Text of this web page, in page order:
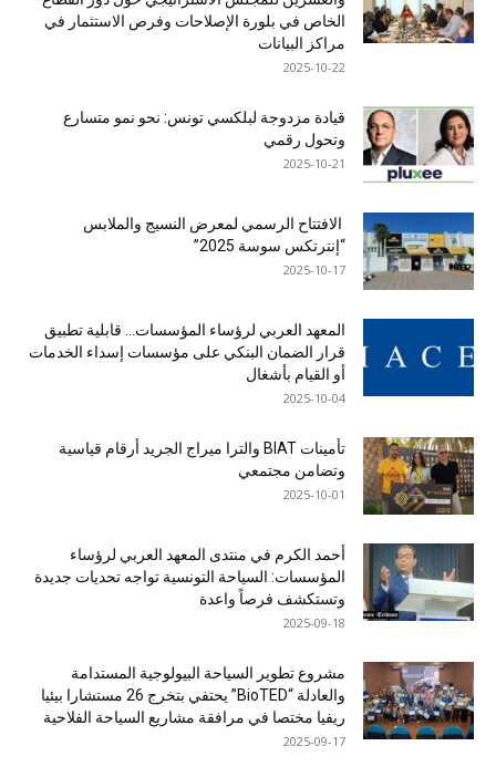
الخاص في بلورة الإصلاحات وفرص الاستثمار في
مراكز البيانات
2025-10-22
قيادة مزدوجة لبلكسي تونس: نحو نمو متسارع
وتحول رقمي
2025-10-21
الافتتاح الرسمي لمعرض النسيج والملابس
“إنترتكس سوسة 2025”
2025-10-17
المعهد العربي لرؤساء المؤسسات… قابلية تطبيق
قرار الضمان البنكي على مؤسسات إسداء الخدمات
أو القيام بأشغال
2025-10-04
تأمينات BIAT والترا ميراج الجريد أرقام قياسية
وتضامن مجتمعي
2025-10-01
أحمد الكرم في منتدى المعهد العربي لرؤساء
المؤسسات: السياحة التونسية تواجه تحديات جديدة
وتستكشف فرصاً واعدة
2025-09-18
مشروع تطوير السياحة البيولوجية المستدامة
والعادلة “BioTED” يحتفي بتخرج 26 مستشارا بيئيا
ريفيا مختصا في مرافقة مشاريع السياحة الفلاحية
2025-09-17